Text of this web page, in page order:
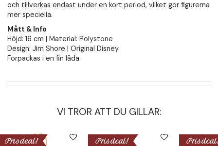
och tillverkas endast under en kort period, vilket gör figurerna
mer speciella.
Mått & Info
Höjd: 16 cm | Material: Polystone
Design: Jim Shore | Original Disney
Förpackas i en fin låda
VI TROR ATT DU GILLAR:
Prisdeal! Prisdeal!